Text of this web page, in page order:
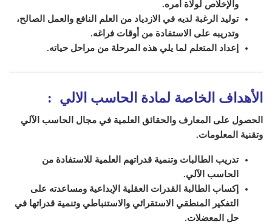
والإخلاص لولاة أمره.
توليد الرغبة لديه في الازدياد من العلم النافع والعمل الصالح،
وتدريبه على الاستفادة من أوقات فراغه.
إعداد المتعلم لما يلي هذه المرحلة من مراحل حياته.
الأهداف الخاصة لمادة الحاسب الالي :
الحصول على المعارف والحقائق العلمية في مجال الحاسب الآلي
وتقنية المعلومات.
تدريب الطالبات وتنمية قدراتهم العلمية للاستفادة من
الحاسب الآلي.
إكساب الطالبة القدرات العقلية الإبداعية ومساعدته على
التفكير المنطقي الاستقرائي والاستنباطي وتنمية قدراتها في
حل المعضلات.